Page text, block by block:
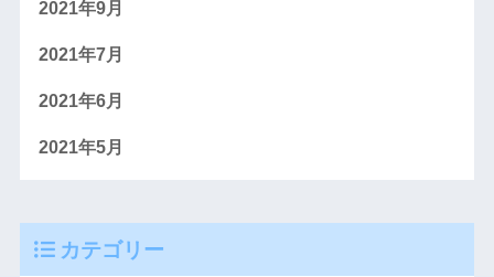
2021年9月
2021年7月
2021年6月
2021年5月
カテゴリー